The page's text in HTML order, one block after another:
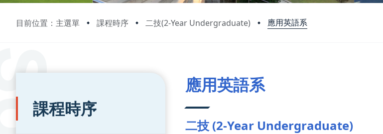
目前位置：主選單 課程時序 二技(2-Year Undergraduate) 應用英語系
:::
課程時序
應用英語系
二技 (2-Year Undergraduate)